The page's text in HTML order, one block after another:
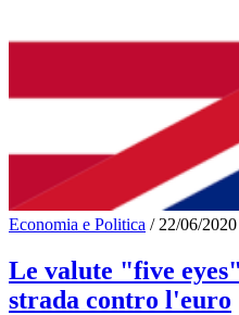
Economia e Politica / 22/06/2020
Le valute "five
strada contro l'euro